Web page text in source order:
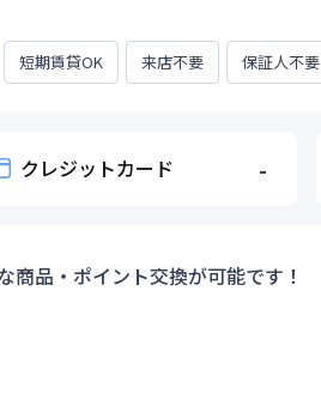
短期賃貸OK 来店不要 保証人不要
クレジットカード -
商品・ポイント交換が可能です！